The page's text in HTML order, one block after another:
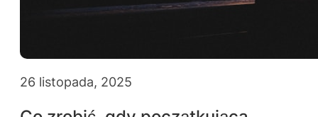
26 listopada, 2025